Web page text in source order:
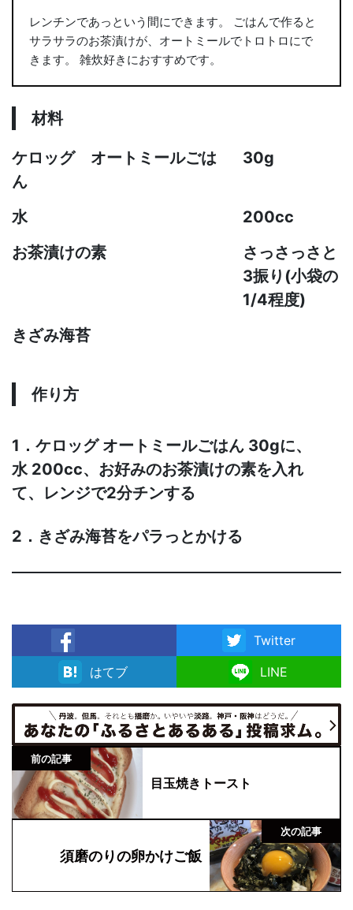
レンチンであっという間にできます。 ごはんで作ると
サラサラのお茶漬けが、オートミールでトロトロにで
きます。 雑炊好きにおすすめです。
材料
ケロッグ オートミールごは
ん
30g
水
200cc
お茶漬けの素
さっさっさと
3振り(小袋の
1/4程度)
きざみ海苔
作り方
1．ケロッグ オートミールごはん 30gに、
水 200cc、お好みのお茶漬けの素を入れ
て、レンジで2分チンする
2．きざみ海苔をパラっとかける
facebook
Twitter
はてブ
LINE
前の記事
目玉焼きトースト
次の記事
須磨のりの卵かけご飯